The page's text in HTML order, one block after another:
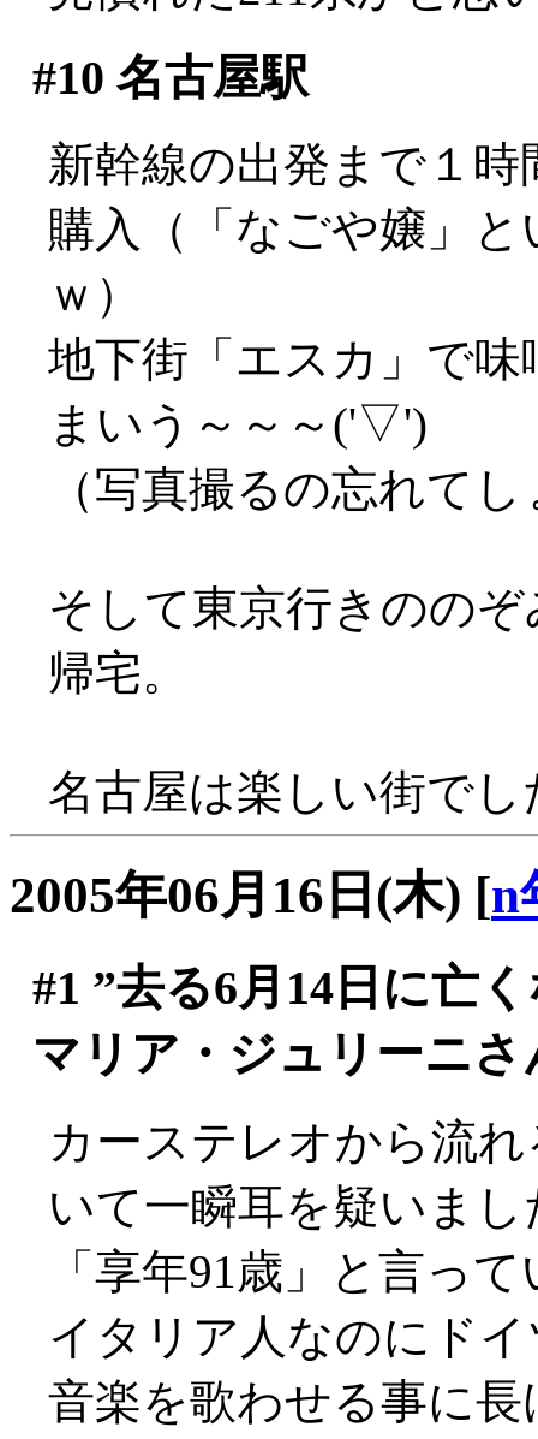
#10 名古屋駅
新幹線の出発まで１
購入（「なごや嬢」
ｗ）
地下街「エスカ」で
まいう～～～('▽')
（写真撮るの忘れて
そして東京行きのの
帰宅。
名古屋は楽しい街で
2005年06月16日(木) [n
#1 ”去る6月14日に亡
マリア・ジュリーニさ
カーステレオから流
いて一瞬耳を疑いまし
「享年91歳」と言っ
イタリア人なのにド
音楽を歌わせる事に